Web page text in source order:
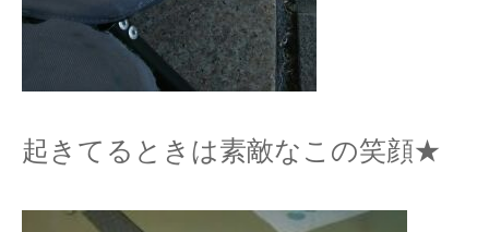
起きてるときは素敵なこの笑顔★